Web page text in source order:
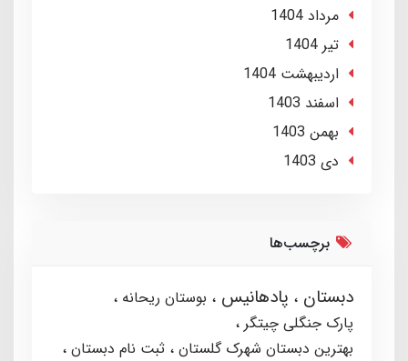
مرداد 1404
تير 1404
ارديبهشت 1404
اسفند 1403
بهمن 1403
دی 1403
برچسب‌ها
دبستان پادهانیس
بوستان ریحانه
پارک جنگلی چیتگر
بهترین دبستان شهرک گلستان ثبت نام دبستان